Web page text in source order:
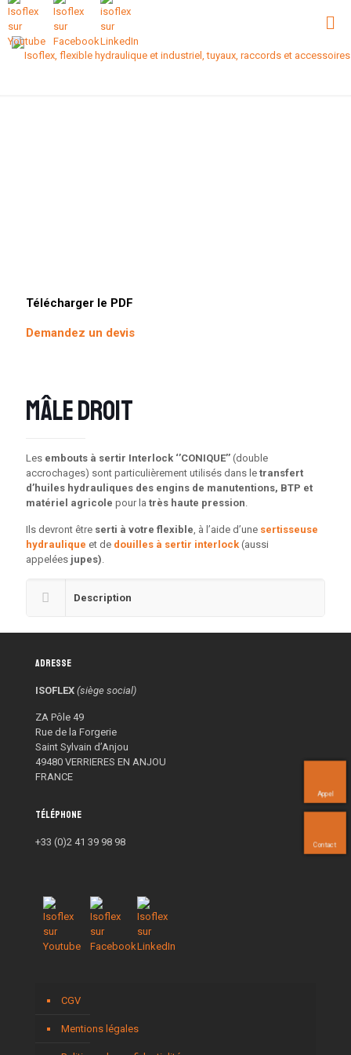
Télécharger le PDF
Demandez un devis
Mâle droit
Les embouts à sertir Interlock ‘’CONIQUE’’ (double
accrochages) sont particulièrement utilisés dans le transfert
d’huiles hydrauliques des engins de manutentions, BTP et
matériel agricole pour la très haute pression.
Ils devront être serti à votre flexible, à l’aide d’une sertisseuse
hydraulique et de douilles à sertir interlock (aussi
appelées jupes).
Description
Adresse
ISOFLEX (siège social)
ZA Pôle 49
Rue de la Forgerie
Saint Sylvain d’Anjou
49480 VERRIERES EN ANJOU
FRANCE
Téléphone
+33 (0)2 41 39 98 98
CGV
Mentions légales
Appel
Contact